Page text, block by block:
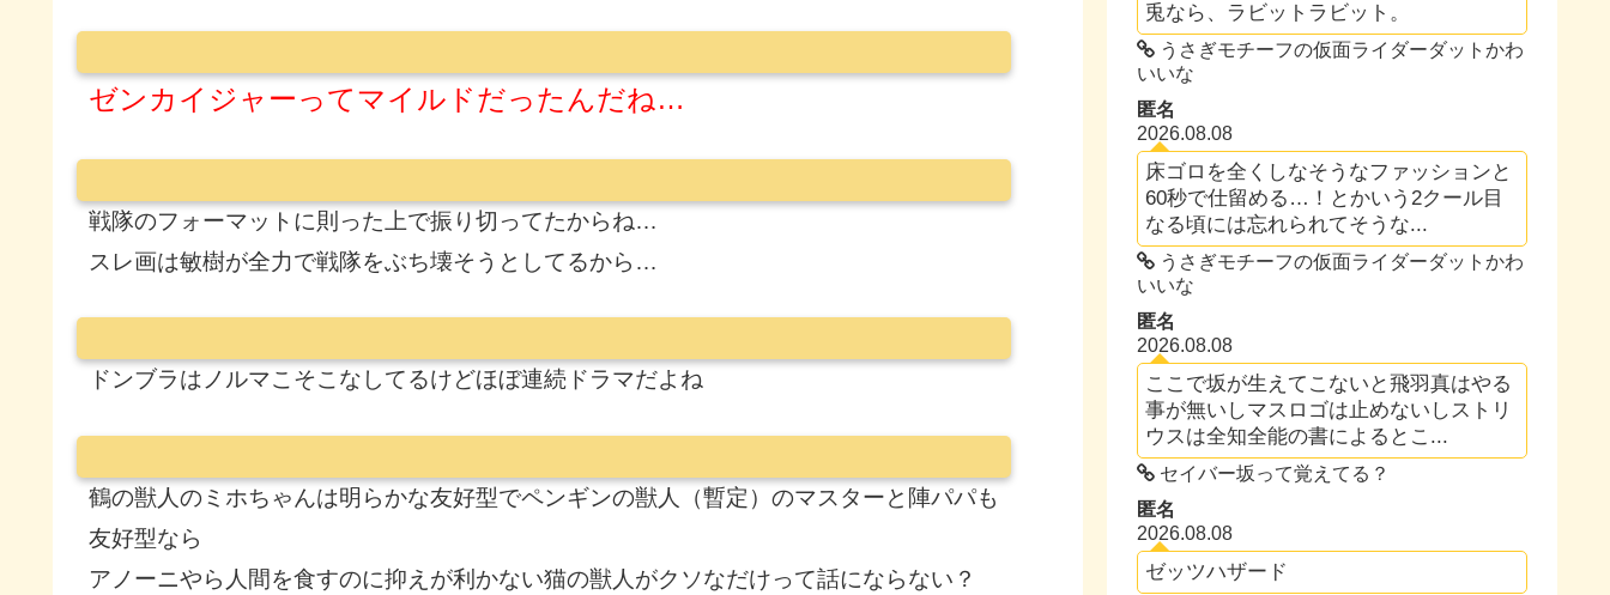
ゼンカイジャーってマイルドだったんだね…
戦隊のフォーマットに則った上で振り切ってたからね…
スレ画は敏樹が全力で戦隊をぶち壊そうとしてるから…
ドンブラはノルマこそこなしてるけどほぼ連続ドラマだよね
鶴の獣人のミホちゃんは明らかな友好型でペンギンの獣人（暫定）のマスターと陣パパも
友好型なら
アノーニやら人間を食すのに抑えが利かない猫の獣人がクソなだけって話にならない？
兎なら、ラビットラビット。
うさぎモチーフの仮面ライダーダットかわ
いいな
匿名
2026.08.08
床ゴロを全くしなそうなファッションと
60秒で仕留める…！とかいう2クール目
なる頃には忘れられてそうな...
うさぎモチーフの仮面ライダーダットかわ
いいな
匿名
2026.08.08
ここで坂が生えてこないと飛羽真はやる
事が無いしマスロゴは止めないしストリ
ウスは全知全能の書によるとこ...
セイバー坂って覚えてる？
匿名
2026.08.08
ゼッツハザード